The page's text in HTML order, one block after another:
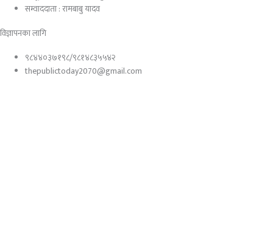
सम्वाददाता : रामबाबु यादव
विज्ञापनका लागि
९८४४०३७१९८/९८१४८३५५४२
thepublictoday2070@gmail.com